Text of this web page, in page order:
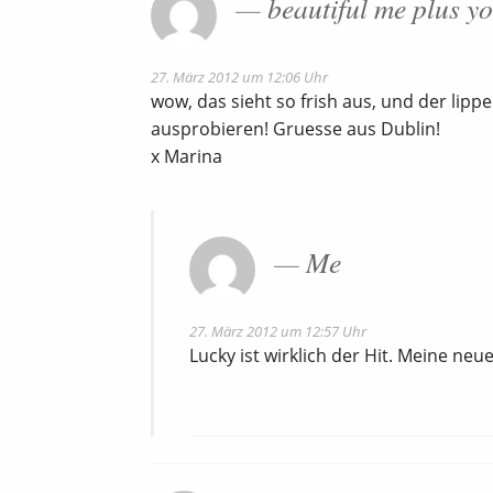
beautiful me plus
27. März 2012 um 12:06 Uhr
wow, das sieht so frish aus, und der
ausprobieren! Gruesse aus Dublin!
x Marina
Me
27. März 2012 um 12:57 Uhr
Lucky ist wirklich der Hit. Meine